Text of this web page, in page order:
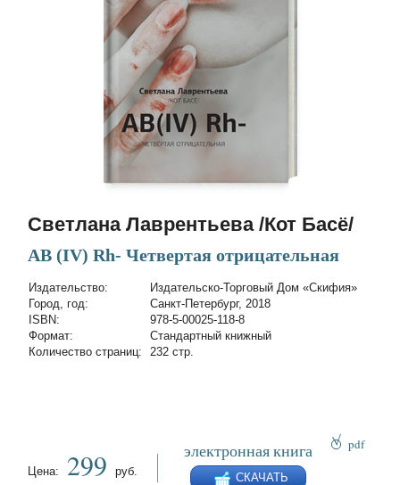
Светлана Лаврентьева /Кот Басё/
AB (IV) Rh- Четвертая отрицательная
Издательство:
Издательско-Торговый Дом «Скифия»
Город, год:
Санкт-Петербург, 2018
ISBN:
978-5-00025-118-8
Формат:
Стандартный книжный
Количество страниц:
232 стр.
Цена: 299 руб.
электронная книга
СКАЧАТЬ
pdf